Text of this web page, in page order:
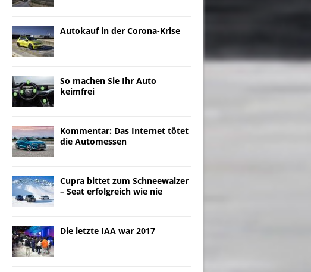
Autokauf in der Corona-Krise
So machen Sie Ihr Auto
keimfrei
Kommentar: Das Internet tötet
die Automessen
Cupra bittet zum Schneewalzer
– Seat erfolgreich wie nie
Die letzte IAA war 2017